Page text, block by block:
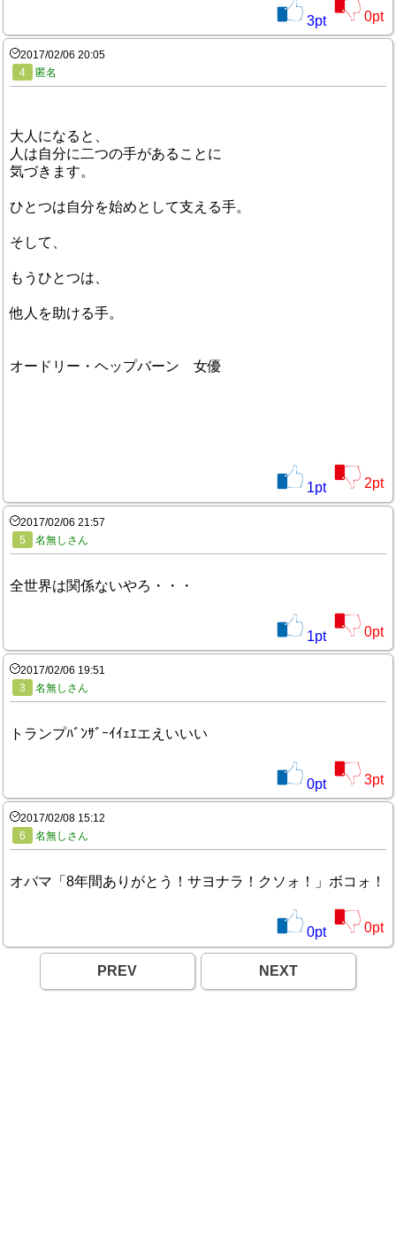
3pt 0pt
2017/02/06 20:05
4
匿名
大人になると、
人は自分に二つの手があることに
気づきます。
ひとつは自分を始めとして支える手。
そして、
もうひとつは、
他人を助ける手。
オードリー・ヘップバーン 女優
1pt 2pt
2017/02/06 21:57
5
名無しさん
全世界は関係ないやろ・・・
1pt 0pt
2017/02/06 19:51
3
名無しさん
トランプﾊﾞﾝｻﾞｰｲｲｪｴエえいいい
0pt 3pt
2017/02/08 15:12
6
名無しさん
オバマ「8年間ありがとう！サヨナラ！クソォ！」ボコォ！
0pt 0pt
PREV NEXT